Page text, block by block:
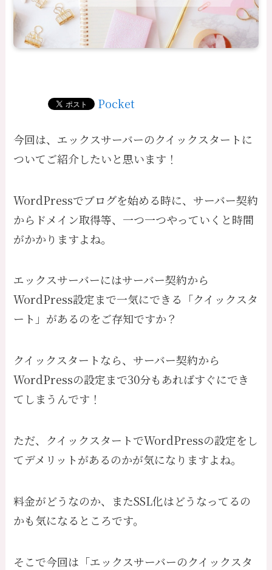
Pocket
今回は、エックスサーバーのクイックスタートに
ついてご紹介したいと思います！
WordPressでブログを始める時に、サーバー契約
からドメイン取得等、一つ一つやっていくと時間
がかかりますよね。
エックスサーバーにはサーバー契約から
WordPress設定まで一気にできる「クイックスタ
ート」があるのをご存知ですか？
クイックスタートなら、サーバー契約から
WordPressの設定まで30分もあればすぐにでき
てしまうんです！
ただ、クイックスタートでWordPressの設定をし
てデメリットがあるのかが気になりますよね。
料金がどうなのか、またSSL化はどうなってるの
かも気になるところです。
そこで今回は「エックスサーバーのクイックスタ